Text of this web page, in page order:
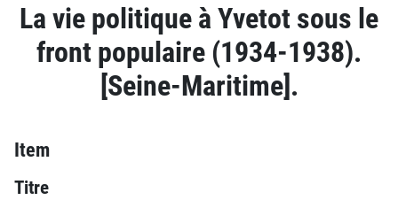
La vie politique à Yvetot sous le
front populaire (1934-1938).
[Seine-Maritime].
Item
Titre